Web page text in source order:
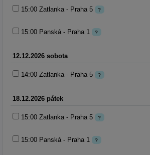
15:00 Zatlanka - Praha 5 ?
15:00 Panská - Praha 1 ?
12.12.2026 sobota
14:00 Zatlanka - Praha 5 ?
18.12.2026 pátek
15:00 Zatlanka - Praha 5 ?
15:00 Panská - Praha 1 ?